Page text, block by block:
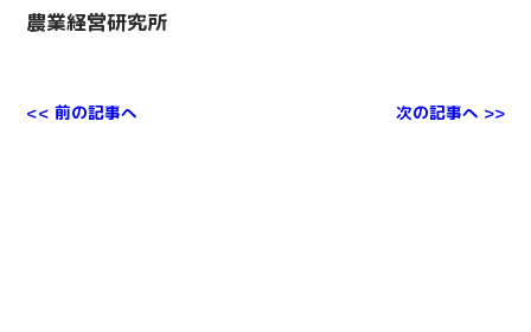
農業経営研究所
<< 前の記事へ 次の記事へ >>